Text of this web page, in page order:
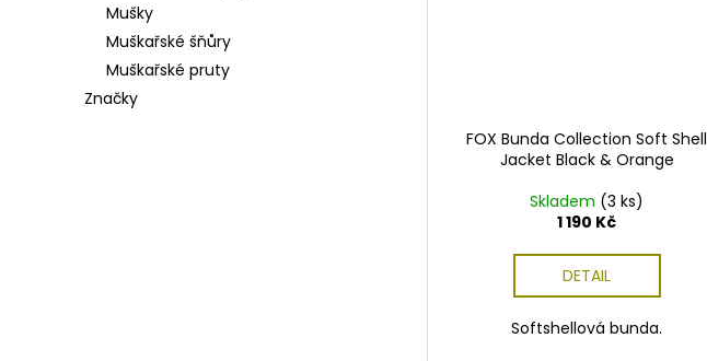
Mušky
Muškařské šňůry
Muškařské pruty
Značky
FOX Bunda Collection Soft Shell
Jacket Black & Orange
Skladem (3 ks)
1 190 Kč
DETAIL
Softshellová bunda.